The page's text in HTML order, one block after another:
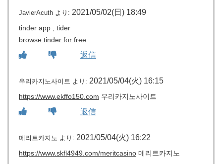
JavierAcuth より: 2021/05/02(日) 18:49
tinder app , tider
browse tinder for free
返信
우리카지노사이트 より: 2021/05/04(火) 16:15
https://www.ekffo150.com 우리카지노사이트
返信
메리트카지노 より: 2021/05/04(火) 16:22
https://www.skfl4949.com/meritcasino 메리트카지노